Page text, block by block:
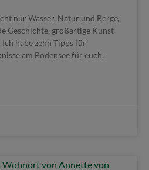
nur Wasser, Natur und Berge,
Geschichte, großartige Kunst
habe zehn Tipps für
am Bodensee für euch.